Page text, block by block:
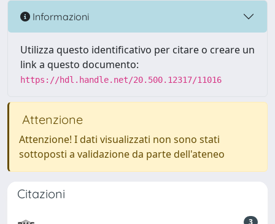
Informazioni
Utilizza questo identificativo per citare o creare un
link a questo documento:
https://hdl.handle.net/20.500.12317/11016
Attenzione
Attenzione! I dati visualizzati non sono stati
sottoposti a validazione da parte dell'ateneo
Citazioni